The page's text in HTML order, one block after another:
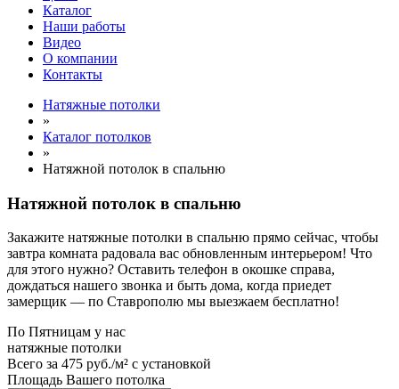
Каталог
Наши работы
Видео
О компании
Контакты
Натяжные потолки
»
Каталог потолков
»
Натяжной потолок в спальню
Натяжной потолок в спальню
Закажите натяжные потолки в спальню прямо сейчас, чтобы
завтра комната радовала вас обновленным интерьером! Что
для этого нужно? Оставить телефон в окошке справа,
дождаться нашего звонка и быть дома, когда приедет
замерщик — по Ставрополю мы выезжаем бесплатно!
По Пятницам у нас
натяжные потолки
Всего за 475 руб./м² с установкой
Площадь Вашего потолка